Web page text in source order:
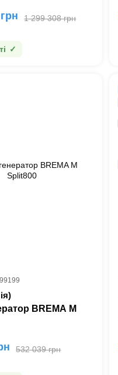
1 299 308 грн
BREMA M
532 039 грн